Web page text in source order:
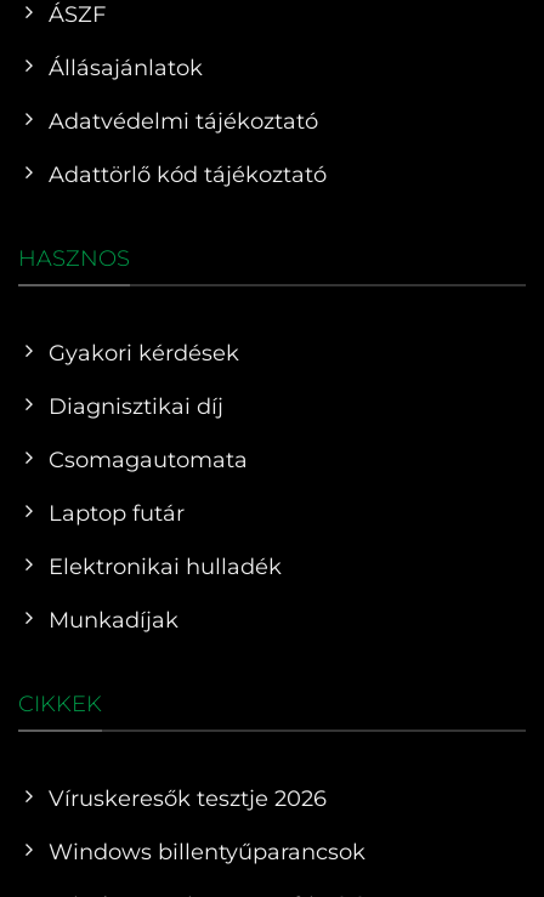
ÁSZF
Állásajánlatok
Adatvédelmi tájékoztató
Adattörlő kód tájékoztató
HASZNOS
Gyakori kérdések
Diagnisztikai díj
Csomagautomata
Laptop futár
Elektronikai hulladék
Munkadíjak
CIKKEK
Víruskeresők tesztje 2026
Windows billentyűparancsok